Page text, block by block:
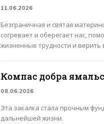
11.06.2026
Безграничная и святая
согревает и оберегает нас,
жизненные трудности и верить
Компас добра
08.06.2026
Эта закалка стала прочным
дальнейшей жизни.